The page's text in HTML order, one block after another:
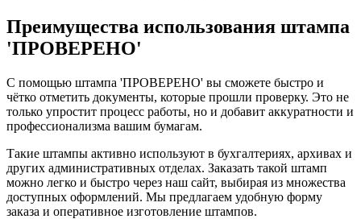
Преимущества использования штампа
'ПРОВЕРЕНО'
С помощью штампа 'ПРОВЕРЕНО' вы сможете быстро и
чётко отметить документы, которые прошли проверку. Это не
только упростит процесс работы, но и добавит аккуратности и
профессионализма вашим бумагам.
Такие штампы активно используют в бухгалтериях, архивах и
других административных отделах. Заказать такой штамп
можно легко и быстро через наш сайт, выбирая из множества
доступных оформлений. Мы предлагаем удобную форму
заказа и оперативное изготовление штампов.